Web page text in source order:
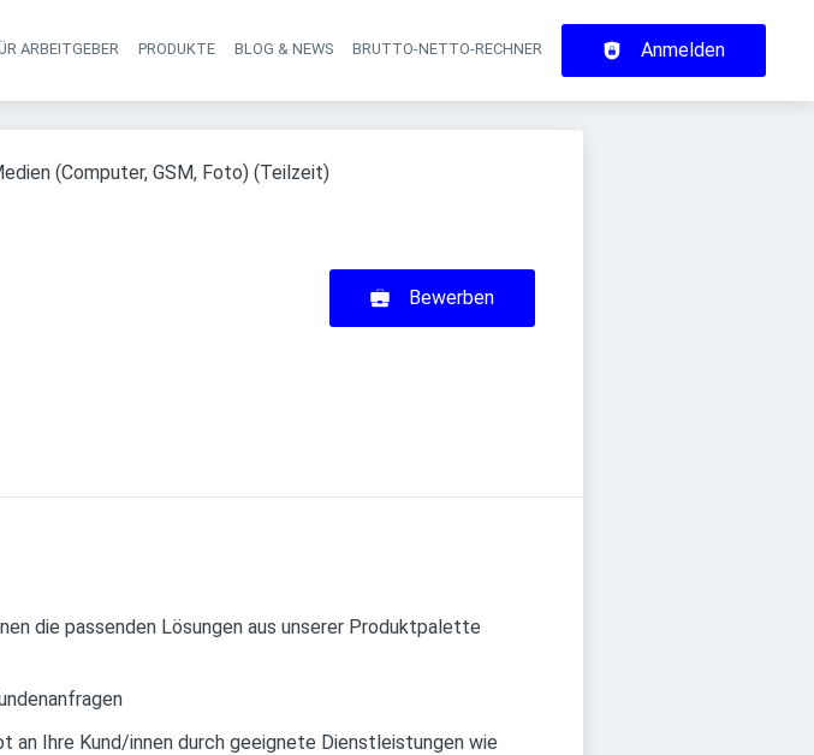
Haupt-Navigation
ARBEITGEBER PRODUKTE BLOG & NEWS BRUTTO-NETTO-RECHNER Anmelden
(Computer, GSM, Foto) (Teilzeit)
Bewerben
die passenden Lösungen aus unserer Produktpalette
an Ihre Kund/innen durch geeignete Dienstleistungen wie